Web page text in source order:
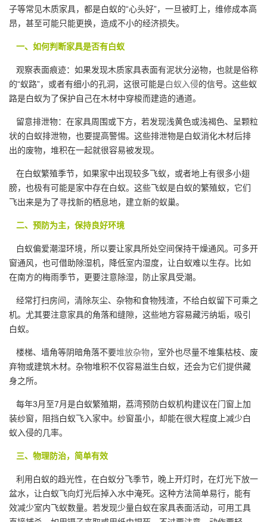
子等常见木质家具，都是白蚁的“心头好”，一旦被盯上，维修成本高
昂，甚至可能只能更换，造成不小的经济损失。
一、如何判断家具是否有白蚁
观察表面痕迹：如果发现木质家具表面有泥状分泌物，也就是俗称
的“蚁路”，或者有细小的孔洞，这很可能是白蚁入侵的信号。这些蚁
路是白蚁为了保护自己在木材中穿梭而建造的通道。
留意排泄物：在家具周围或下方，若发现浅黄色或浅褐色、呈颗粒
状的白蚁排泄物，也要提高警惕。这些排泄物是白蚁消化木材后排
出的废物，堆积在一起就很容易被发现。
在白蚁繁殖季节，如果家中出现较多飞蚁，或者地上有很多小翅
膀，也极有可能是家中存在白蚁。这些飞蚁是白蚁的繁殖蚁，它们
飞出来是为了寻找新的栖息地，建立新的蚁巢。
二、预防为主，保持良好环境
白蚁偏爱潮湿环境，所以要让家具所处空间保持干燥通风。可多开
窗通风，也可借助除湿机，降低室内湿度，让白蚁难以生存。比如
在南方的梅雨季节，更要注意除湿，防止家具受潮。
经常打扫房间，清除灰尘、杂物和食物残渣，不给白蚁留下可乘之
机。尤其要注意家具的角落和缝隙，这些地方容易藏污纳垢，吸引
白蚁。
楼梯、墙角等阴暗角落不要堆放杂物，室外也尽量不堆集枯枝、废
弃物或建筑木材。杂物堆积不仅容易滋生白蚁，还会为它们提供藏
身之所。
每年3月至7月是白蚁繁殖期，荔湾预防白蚁机构建议在门窗上加
装纱窗，阻挡白蚁飞入家中。纱窗虽小，却能在很大程度上减少白
蚁入侵的几率。
三、物理防治，简单有效
利用白蚁的趋光性，在白蚁分飞季节，晚上开灯时，在灯光下放一
盆水，让白蚁飞向灯光后掉入水中淹死。这种方法简单易行，能有
效减少室内飞蚁数量。若发现少量白蚁在家具表面活动，可用工具